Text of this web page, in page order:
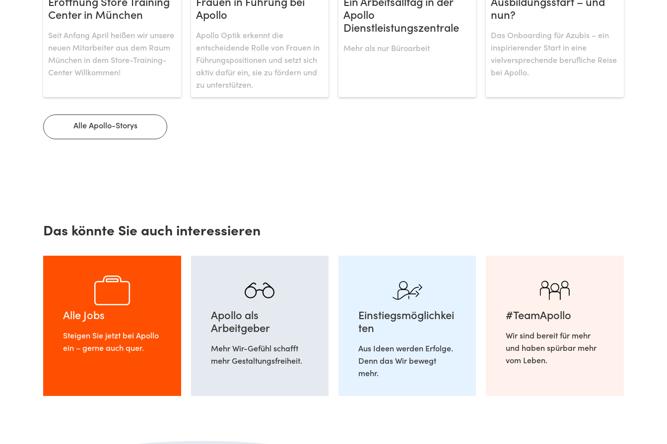
Eröffnung Store Training
Center in München
Seit Anfang April heißen wir unsere
neuen Mitarbeiter aus dem Raum
München in dem Store-Training-
Center Willkommen!
Frauen in Führung bei
Apollo
Apollo Optik erkennt die
entscheidende Rolle von Frauen in
Führungspositionen und setzt sich
aktiv dafür ein, sie zu fördern und
zu unterstützen.
Ein Arbeitsalltag in der
Apollo
Dienstleistungszentrale
Mehr als nur Büroarbeit
Ausbildungsstart – und
nun?
Das Onboarding für Azubis – ein
inspirierender Start in eine
vielversprechende berufliche Reise
bei Apollo.
Alle Apollo-Storys
Das könnte Sie auch interessieren
Alle Jobs
Steigen Sie jetzt bei Apollo
ein – gerne auch quer.
Apollo als
Arbeitgeber
Mehr Wir-Gefühl schafft
mehr Gestaltungsfreiheit.
Einstiegsmöglichkei
ten
Aus Ideen werden Erfolge.
Denn das Wir bewegt
mehr.
#TeamApollo
Wir sind bereit für mehr
und haben spürbar mehr
vom Leben.